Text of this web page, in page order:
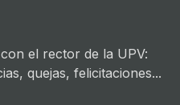
el rector de la UPV:
quejas, felicitaciones...